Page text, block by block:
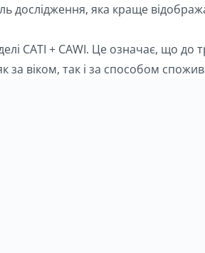
яка краще
CATI + CAWI. Це означає, що
за віком, так і за способом